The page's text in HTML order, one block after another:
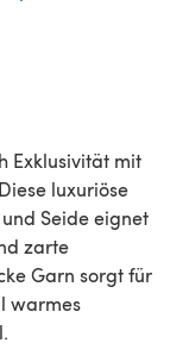
Exklusivität mit
luxuriöse
Seide eignet
zarte
Garn sorgt für
warmes